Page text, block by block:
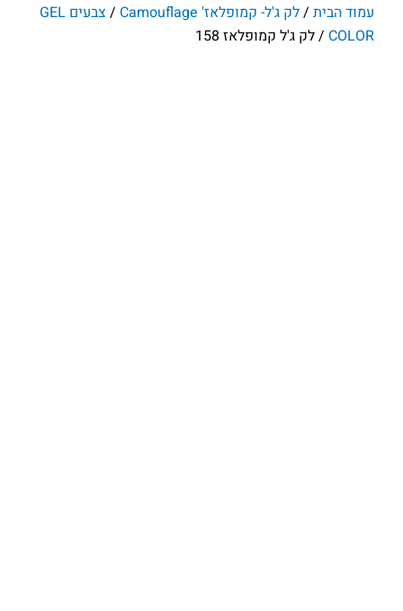
עמוד הבית /לק ג'ל- קמופלאז' Camouflage /
צבעים GEL
COLOR / לק ג'ל קמופלאז 158